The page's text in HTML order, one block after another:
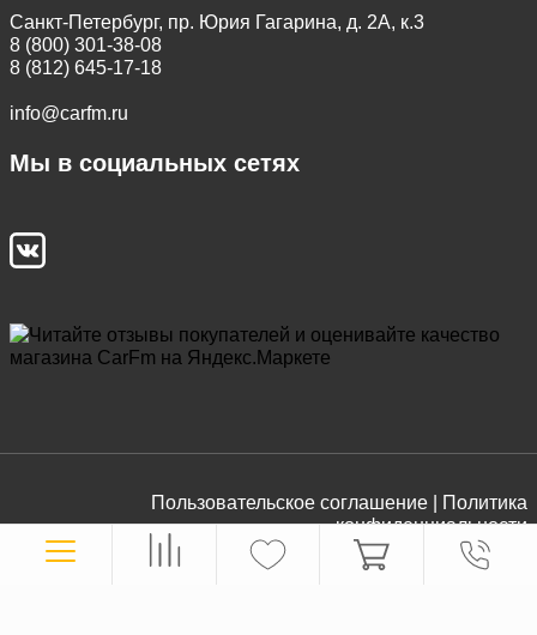
Санкт-Петербург, пр. Юрия Гагарина, д. 2А, к.3
8 (800) 301-38-08
8 (812) 645-17-18
info@carfm.ru
Мы в социальных сетях
Пользовательское соглашение |
Политика
конфиденциальности